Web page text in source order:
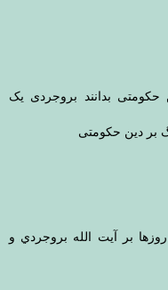
بدانند بروجردی یک
بر دین حکومتی
بر آيت الله بروجردي و